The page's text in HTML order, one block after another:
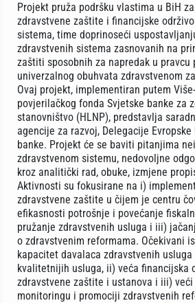
Projekt pruža podršku vlastima u BiH
zdravstvene zaštite i financijske
sistema, time doprinoseći
zdravstvenih sistema zasnovanih na
zaštiti sposobnih za napredak u pravcu
univerzalnog obuhvata zdravstvenom
Ovaj projekt, implementiran putem
povjerilačkog fonda Svjetske banke za
stanovništvo (HLNP), predstavlja
agencije za razvoj, Delegacije
banke. Projekt će se baviti pitanjima
zdravstvenom sistemu, nedovoljne
kroz analitički rad, obuke, izmjene
Aktivnosti su fokusirane na i)
zdravstvene zaštite u čijem je centru
efikasnosti potrošnje i povećanje
pružanje zdravstvenih usluga i iii)
o zdravstvenim reformama. Očekivani
kapacitet davalaca zdravstvenih usluga
kvalitetnijih usluga, ii) veća financijska
zdravstvene zaštite i ustanova i iii) veći
monitoringu i promociji zdravstvenih